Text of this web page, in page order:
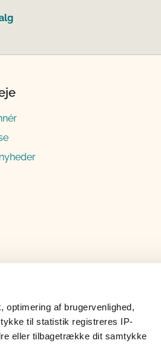
af brugervenlighed,
til statistik registreres IP-
eller tilbagetrække dit samtykke